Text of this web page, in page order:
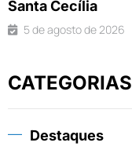
Santa Cecília
5 de agosto de 2026
CATEGORIAS
Destaques